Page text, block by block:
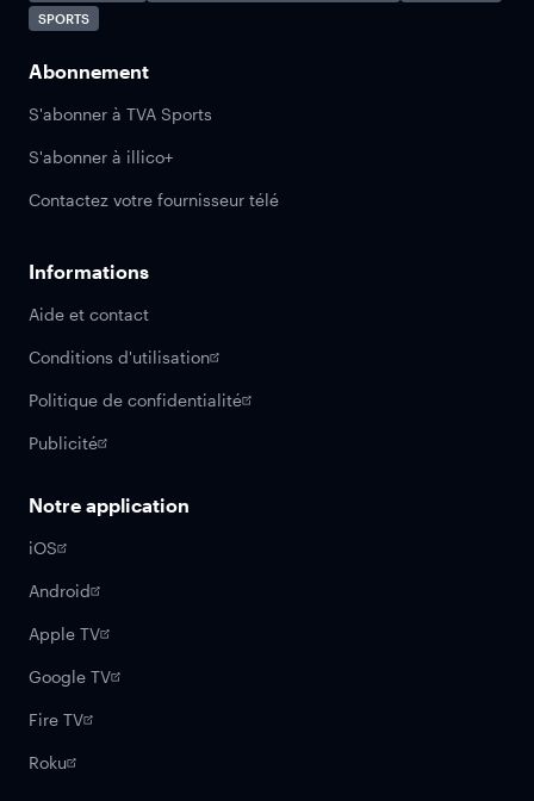
SPORTS
Abonnement
S'abonner à TVA Sports
S'abonner à illico+
Contactez votre fournisseur télé
Informations
Aide et contact
Conditions d'utilisation
Politique de confidentialité
Publicité
Notre application
iOS
Android
Apple TV
Google TV
Fire TV
Roku